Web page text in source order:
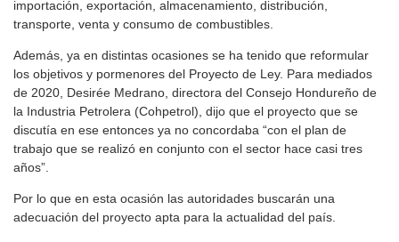
importación, exportación, almacenamiento, distribución,
transporte, venta y consumo de combustibles.
Además, ya en distintas ocasiones se ha tenido que reformular
los objetivos y pormenores del Proyecto de Ley. Para mediados
de 2020, Desirée Medrano, directora del Consejo Hondureño de
la Industria Petrolera (Cohpetrol), dijo que el proyecto que se
discutía en ese entonces ya no concordaba “con el plan de
trabajo que se realizó en conjunto con el sector hace casi tres
años”.
Por lo que en esta ocasión las autoridades buscarán una
adecuación del proyecto apta para la actualidad del país.